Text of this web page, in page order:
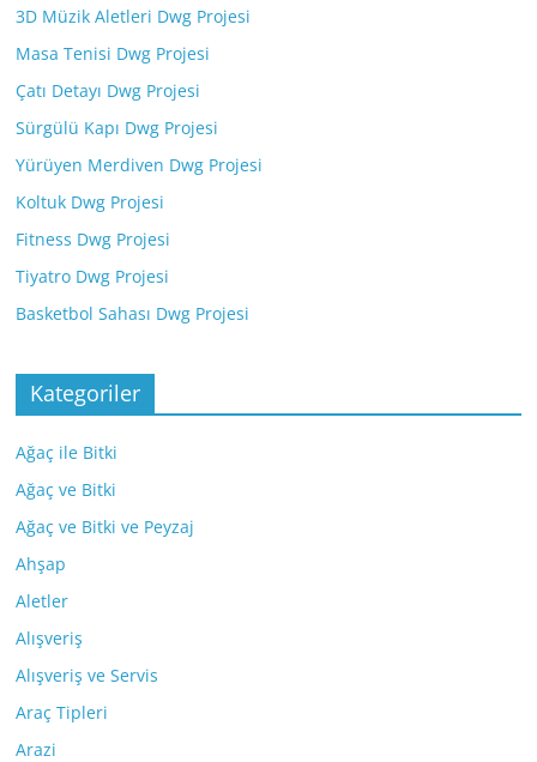
3D Müzik Aletleri Dwg Projesi
Masa Tenisi Dwg Projesi
Çatı Detayı Dwg Projesi
Sürgülü Kapı Dwg Projesi
Yürüyen Merdiven Dwg Projesi
Koltuk Dwg Projesi
Fitness Dwg Projesi
Tiyatro Dwg Projesi
Basketbol Sahası Dwg Projesi
Kategoriler
Ağaç ile Bitki
Ağaç ve Bitki
Ağaç ve Bitki ve Peyzaj
Ahşap
Aletler
Alışveriş
Alışveriş ve Servis
Araç Tipleri
Arazi